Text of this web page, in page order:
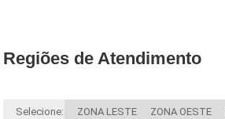
Regiões de Atendimento
Selecione: ZONA LESTE ZONA OESTE